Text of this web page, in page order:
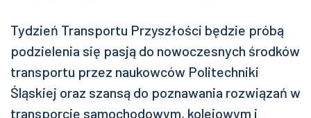
Tydzień Transportu Przyszłości będzie próbą
podzielenia się pasją do nowoczesnych środków
transportu przez naukowców Politechniki
Śląskiej oraz szansą do poznawania rozwiązań w
transporcie samochodowym, kolejowym i